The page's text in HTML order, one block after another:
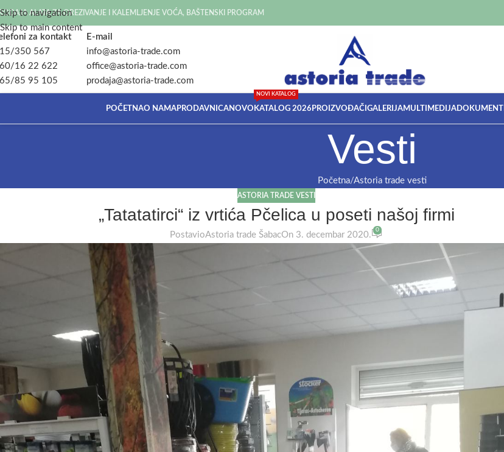
Skip to navigation
Skip to main content
ALATA ZA OREZIVANJE I KALEMLJENJE VOĆA, BAŠTENSKI PROGRAM
za kontakt
350 567
16 22 622
85 95 105
E-mail
info@astoria-trade.com
office@astoria-trade.com
prodaja@astoria-trade.com
POČETNAO NAMAPRODAVNICANOVO KATALOG 2026
NOVI KATALOG
PROIZVOĐAČI GALERIJAMULTIMEDIJADOKUMENTI
Vesti
Početna Astoria trade vesti
ASTORIA TRADE VESTI
„Tatatatirci“ iz vrtića Pčelica u poseti našoj firmi
PostavioAstoria trade ŠabacOn 3. decembar 2020.
0